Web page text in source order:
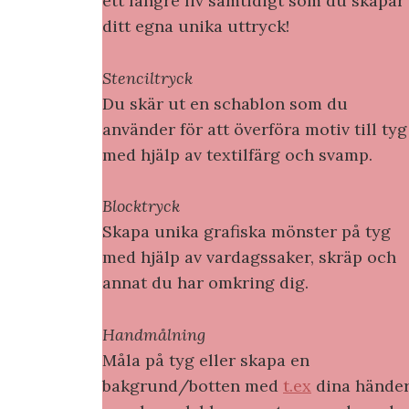
ditt egna unika uttryck!
Stenciltryck
Du skär ut en schablon som du
använder för att överföra motiv till tyg
med hjälp av textilfärg och svamp.
Blocktryck
Skapa unika grafiska mönster på tyg
med hjälp av vardagssaker, skräp och
annat du har omkring dig.
Handmålning
Måla på tyg eller skapa en
bakgrund/botten med t.ex dina